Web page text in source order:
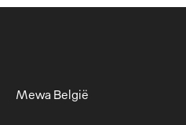
Mewa België